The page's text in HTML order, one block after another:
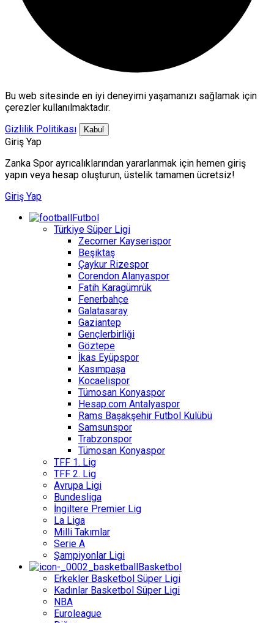
Bu web sitesinde en iyi deneyimi yaşamanızı sağlamak için
çerezler kullanılmaktadır.
Gizlilik Politikası
Kabul
Giriş Yap
Zanka Spor ayrıcalıklarından yararlanmak için hemen giriş
yapın veya hesap oluşturun, üstelik tamamen ücretsiz!
Giriş Yap
Futbol
Türkiye Süper Ligi
Zecorner Kayserispor
Beşiktaş
Çaykur Rizespor
Corendon Alanyaspor
Fatih Karagümrük
Fenerbahçe
Galatasaray
Gaziantep
Gençlerbirliği
Göztepe
İkas Eyüpspor
Kasımpaşa
Kocaelispor
Tümosan Konyaspor
Hesap.com Antalyaspor
Rams Başakşehir Futbol Kulübü
Samsunspor
Trabzonspor
Tümosan Konyaspor
TFF 1. Lig
TFF 2. Lig
Avrupa Ligi
Bundesliga
İngiltere Premier Lig
La Liga
Milli Takımlar
Serie A
Şampiyonlar Ligi
Basketbol
Erkekler Basketbol Süper Ligi
Kadınlar Basketbol Süper Ligi
NBA
Euroleague